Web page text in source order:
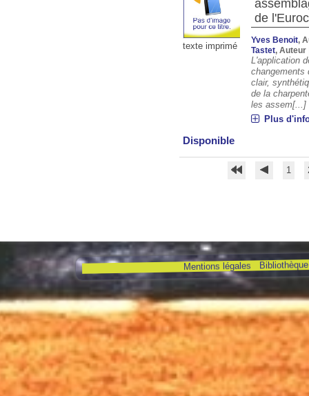
texte imprimé
de
Yves Benoit ,
Tastet , Auteur
L'application
changements
clair,
de la
les assem[...]
Plus
Disponible
1
Mentions légales